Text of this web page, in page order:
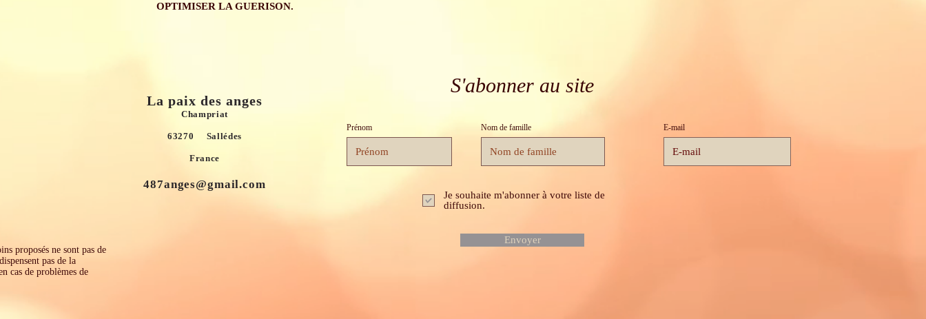
OPTIMISER LA GUERISON.
La paix des anges
Champriat
63270 Sallédes
France
487anges@gmail.com
proposés ne sont pas de
pas de la
cas de problèmes de
S'abonner au site
Prénom Nom de famille E-mail
Je souhaite m'abonner à votre liste de
diffusion.
Envoyer